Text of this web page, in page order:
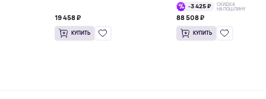
19 458 ₽
КУПИТЬ
-3 425 ₽
СКИДКА
НА ПОШЛИНУ
88 508 ₽
КУПИТЬ